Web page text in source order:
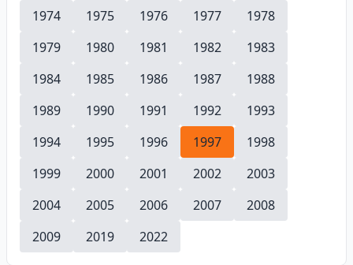
1974
1975 1976 1977
1978
1979
1980 1981 1982
1983
1984
1985 1986 1987
1988
1989
1990 1991 1992
1993
1994
1995 1996 1997
1998
1999
2000 2001 2002
2003
2004
2005 2006 2007
2008
2009
2019 2022